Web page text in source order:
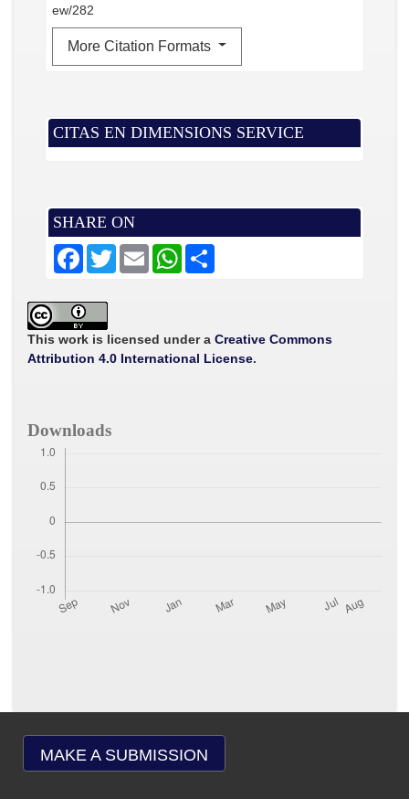
ew/282
More Citation Formats
CITAS EN DIMENSIONS SERVICE
SHARE ON
F
a
b
o
o
k
T
w
r
E
m
W
p
p
S
This work is licensed under a Creative Commons
Attribution 4.0 International License.
Downloads
MAKE A SUBMISSION